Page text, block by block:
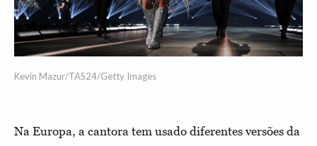
Kevin Mazur/TAS24/Getty Images
Na Europa, a cantora tem usado diferentes versões da